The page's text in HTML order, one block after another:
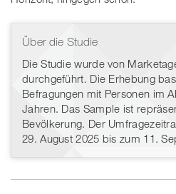
Über die Studie
Die Studie wurde von
durchgeführt. Die Erhebung
Befragungen mit Personen im
Jahren. Das Sample ist
Bevölkerung. Der
29. August 2025 bis zum 11.